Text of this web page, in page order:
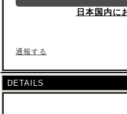
日本国内に
通報する
DETAILS